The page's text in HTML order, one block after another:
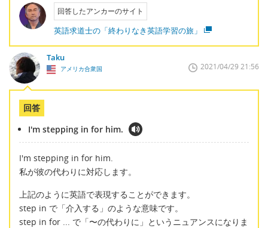
回答したアンカーのサイト
英語求道士の「終わりなき英語学習の旅」
Taku
アメリカ合衆国 2021/04/29 21:56
回答
I'm stepping in for him.
I'm stepping in for him.
私が彼の代わりに対応します。
上記のように英語で表現することができます。
step in で「介入する」のような意味です。
step in for ... で「〜の代わりに」というニュアンスになりま